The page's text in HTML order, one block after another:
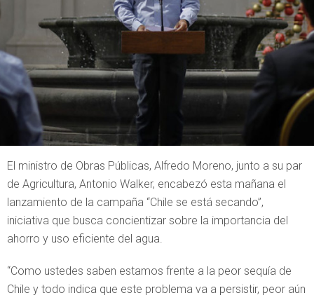
El ministro de Obras Públicas, Alfredo Moreno, junto a su par
de Agricultura, Antonio Walker, encabezó esta mañana el
lanzamiento de la campaña “Chile se está secando”,
iniciativa que busca concientizar sobre la importancia del
ahorro y uso eficiente del agua.
“Como ustedes saben estamos frente a la peor sequía de
Chile y todo indica que este problema va a persistir, peor aún